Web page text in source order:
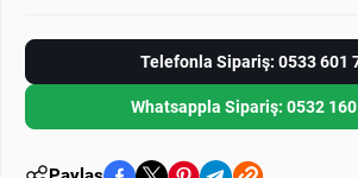
Telefonla Sipariş: 0533 601
Whatsappla Sipariş: 0532